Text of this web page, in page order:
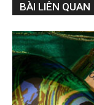
BÀI LIÊN QUAN